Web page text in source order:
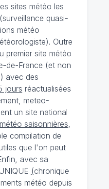
sites météo les
quasi-
météo
Outre
premier site météo
de-France (et non
avec des
jours réactualisées
meteo-
un site national
saisonnières,
compilation de
que l'on peut
avec sa
(chronique
météo depuis